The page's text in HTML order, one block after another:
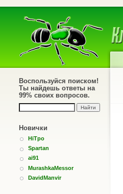
Воспользуйся поиском!
Ты найдешь ответы на
99% своих вопросов.
Новички
HiTpo
Spartan
ai91
MurashkaMessor
DavidManvir